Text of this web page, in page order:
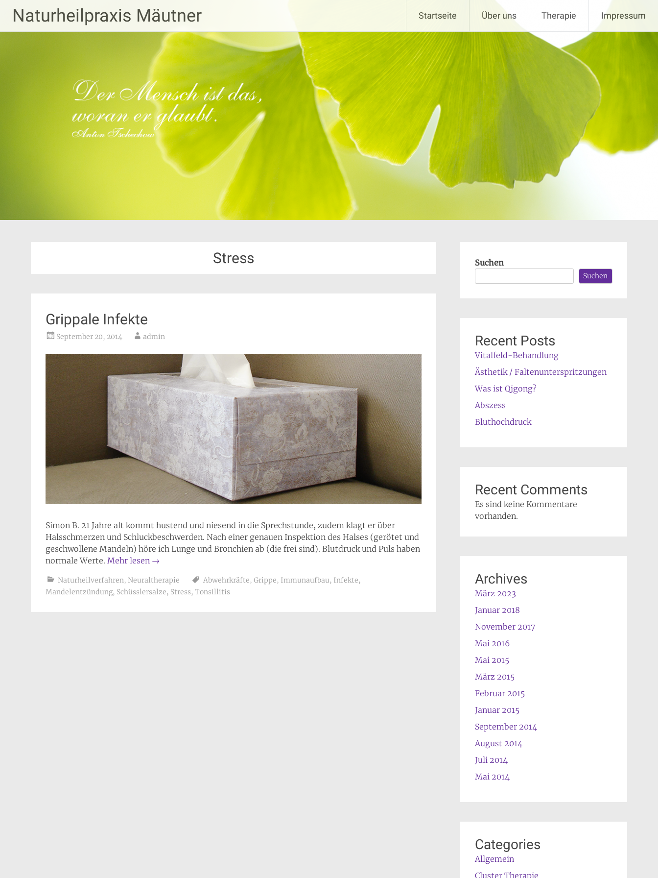
Inhalt
springen
Naturheilpraxis Mäutner Startseite Über uns Therapie Impressum
Stress
Grippale Infekte
September 20, 2014 admin
Simon B. 21 Jahre alt kommt hustend und niesend in die Sprechstunde, zudem klagt er über
Halsschmerzen und Schluckbeschwerden. Nach einer genauen Inspektion des Halses (gerötet und
geschwollene Mandeln) höre ich Lunge und Bronchien ab (die frei sind). Blutdruck und Puls haben
normale Werte. Mehr lesen →
Naturheilverfahren, Neuraltherapie Abwehrkräfte, Grippe, Immunaufbau, Infekte,
Mandelentzündung, Schüsslersalze, Stress, Tonsillitis
Suchen
Suchen
Recent Posts
Vitalfeld-Behandlung
Ästhetik / Faltenunterspritzungen
Was ist Qigong?
Abszess
Bluthochdruck
Recent Comments
Es sind keine Kommentare
vorhanden.
Archives
März 2023
Januar 2018
November 2017
Mai 2016
Mai 2015
März 2015
Februar 2015
Januar 2015
September 2014
August 2014
Juli 2014
Mai 2014
Categories
Allgemein
Cluster Therapie